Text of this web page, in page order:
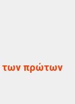
των πρώτων